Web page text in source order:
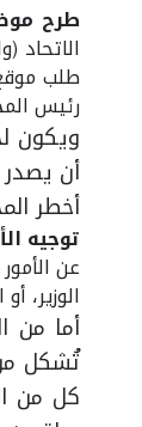
طرح
الاتحاد
طلب
رئيس
ويكون
أن
أخطر
توجيه
عن
الوزير،
تُشكل
كل من